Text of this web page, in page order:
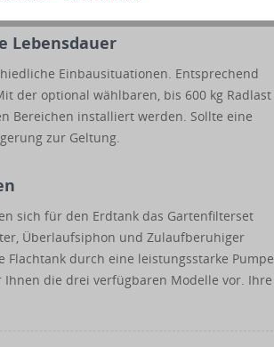
Lebensdauer
Einbausituationen. Entsprechend
der optional wählbaren, bis 600 kg Radlast
Bereichen installiert werden. Sollte eine
zur Geltung.
sich für den Erdtank das Gartenfilterset
Überlaufsiphon und Zulaufberuhiger
durch eine leistungsstarke Pumpe
Ihnen die drei verfügbaren Modelle vor. Ihre